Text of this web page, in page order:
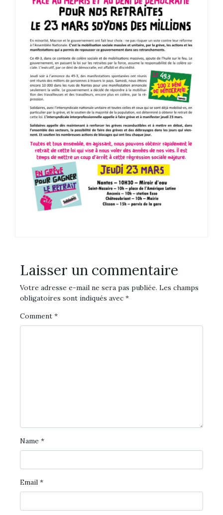
Laisser un commentaire
Votre adresse e-mail ne sera pas publiée. Les champs
obligatoires sont indiqués avec *
Comment *
Name *
Email *